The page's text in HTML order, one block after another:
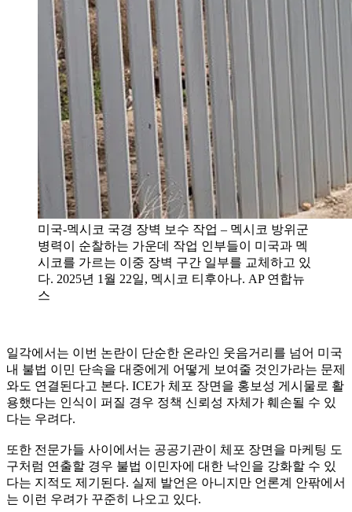
미국-멕시코 국경 장벽 보수 작업 – 멕시코 방위군
병력이 순찰하는 가운데 작업 인부들이 미국과 멕
시코를 가르는 이중 장벽 구간 일부를 교체하고 있
다. 2025년 1월 22일, 멕시코 티후아나. AP 연합뉴
스
일각에서는 이번 논란이 단순한 온라인 웃음거리를 넘어 미국
내 불법 이민 단속을 대중에게 어떻게 보여줄 것인가라는 문제
와도 연결된다고 본다. ICE가 체포 장면을 홍보성 게시물로 활
용했다는 인식이 퍼질 경우 정책 신뢰성 자체가 훼손될 수 있
다는 우려다.
또한 전문가들 사이에서는 공공기관이 체포 장면을 마케팅 도
구처럼 연출할 경우 불법 이민자에 대한 낙인을 강화할 수 있
다는 지적도 제기된다. 실제 발언은 아니지만 언론계 안팎에서
는 이런 우려가 꾸준히 나오고 있다.